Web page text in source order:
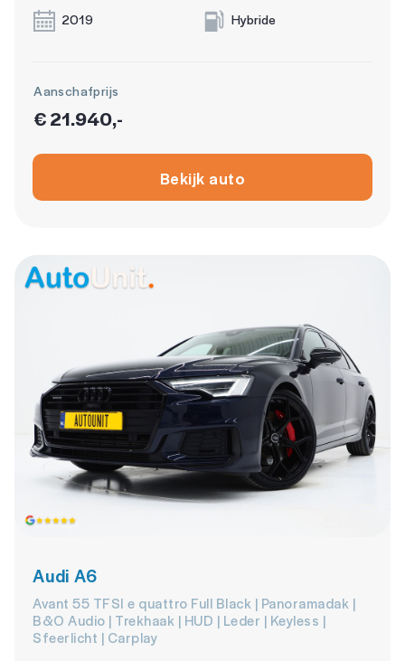
2019 Hybride
Aanschafprijs
€ 21.940,-
Bekijk auto
Audi A6
Avant 55 TFSI e quattro Full Black | Panoramadak |
B&O Audio | Trekhaak | HUD | Leder | Keyless |
Sfeerlicht | Carplay